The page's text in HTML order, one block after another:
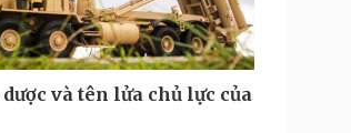
Trải nghiệm
Chuyển đổi số
Podcast
và tên lửa chủ lực của